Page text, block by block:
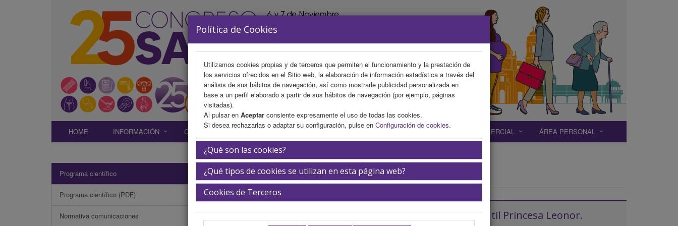
Política de Cookies
Utilizamos cookies propias y de terceros que permiten el funcionamiento y la prestación de
los servicios ofrecidos en el Sitio web, la elaboración de información estadística a través del
análisis de sus hábitos de navegación, así como mostrarle publicidad personalizada en
base a un perfil elaborado a partir de sus hábitos de navegación (por ejemplo, páginas
visitadas).
Al pulsar en Aceptar consiente expresamente el uso de todas las cookies.
Si desea rechazarlas o adaptar su configuración, pulse en Configuración de cookies.
¿Qué son las cookies?
¿Qué tipos de cookies se utilizan en esta página web?
Cookies de Terceros
HOME INFORMACIÓN COMITÉS AREA CIENTÍFICA INSCRIPCIÓN ALOJAMIENTO EXP. COMERCIAL ÁREA PERSONAL
Programa científico
Programa científico (PDF)
Normativa comunicaciones
Gabriel Fiol Ruíz
Hospital Universitario Materno Infantil Princesa Leonor.